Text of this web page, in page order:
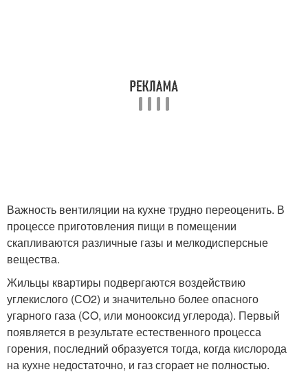
Важность вентиляции на кухне трудно переоценить. В
процессе приготовления пищи в помещении
скапливаются различные газы и мелкодисперсные
вещества.
Жильцы квартиры подвергаются воздействию
углекислого (СО2) и значительно более опасного
угарного газа (CO, или монооксид углерода). Первый
появляется в результате естественного процесса
горения, последний образуется тогда, когда кислорода
на кухне недостаточно, и газ сгорает не полностью.